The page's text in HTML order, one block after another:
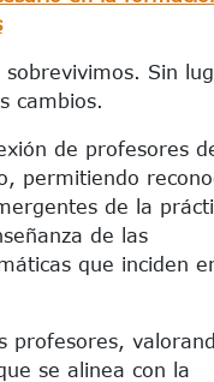
Sin
cambios.
de profesores
permitiendo
de la
de las
que inciden
profesores,
se alinea con la